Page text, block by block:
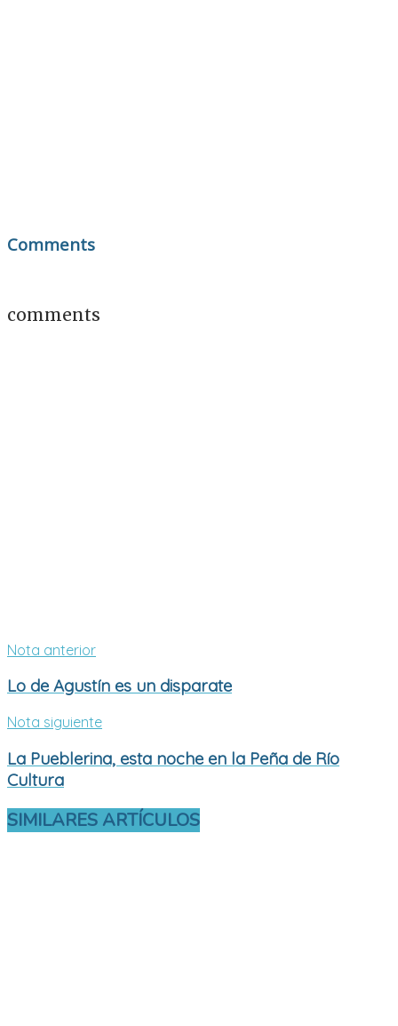
Comments
comments
Nota anterior
Lo de Agustín es un disparate
Nota siguiente
La Pueblerina, esta noche en la Peña de Río
Cultura
SIMILARES ARTÍCULOS